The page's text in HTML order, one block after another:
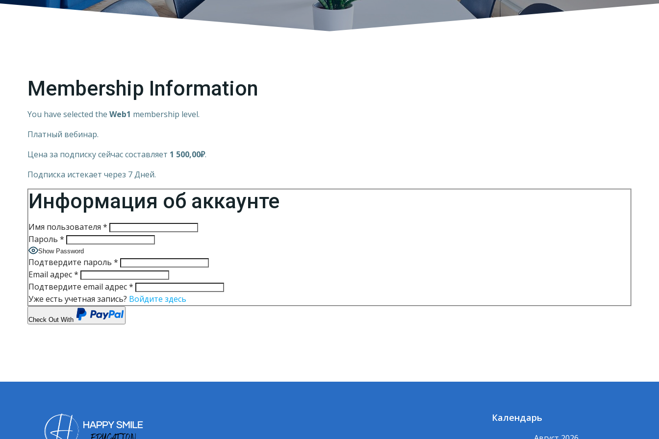
Membership Information
You have selected the Web1 membership level.
Платный вебинар.
Цена за подписку сейчас составляет 1 500,00₽.
Подписка истекает через 7 Дней.
Информация об аккаунте
Имя пользователя *
Пароль *
Show Password
Подтвердите пароль *
Email адрес*
Подтвердите email адрес*
Уже есть учетная запись? Войдите здесь
Check Out With
PayPal
Календарь